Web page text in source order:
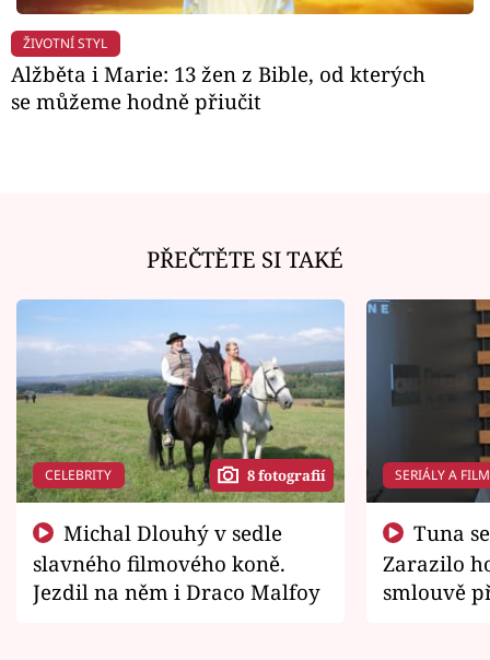
Sledujte nás
ŽIVOTNÍ STYL
Alžběta i Marie: 13 žen z Bible, od kterých
se můžeme hodně přiučit
PŘEČTĚTE SI TAKÉ
CELEBRITY 8 fotografií
slavného filmového koně.
Jezdil na něm i Draco Malfoy
SERIÁLY A
Zarazilo
smlouvě